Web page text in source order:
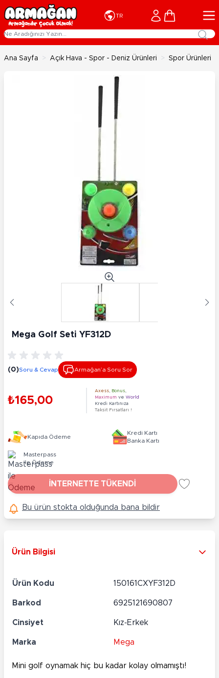
İçeriğe geç
TR Cart
Ana Sayfa > Açık Hava - Spor - Deniz Ürünleri > Spor Ürünleri
Mega Golf Seti YF312D
(0)Soru & Cevap Armağan’a Soru Sor
₺165,00
Axess Bonus
Maximum ve World
Kredi Kartınıza
Taksit Fırsatları !
Kapıda Ödeme
Kredi Kartı
Banka Kartı
Masterpass
ile Ödeme
İNTERNETTE TÜKENDİ
Bu ürün stokta olduğunda bana bildir
Ürün Bilgisi
Ürün Kodu 150161CXYF312D
Barkod 6925121690807
Cinsiyet Kız-Erkek
Marka Mega
Mini golf oynamak hiç bu kadar kolay olmamıştı!